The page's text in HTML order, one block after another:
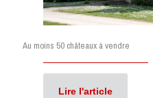
Au moins 50 châteaux à vendre
Lire l'article